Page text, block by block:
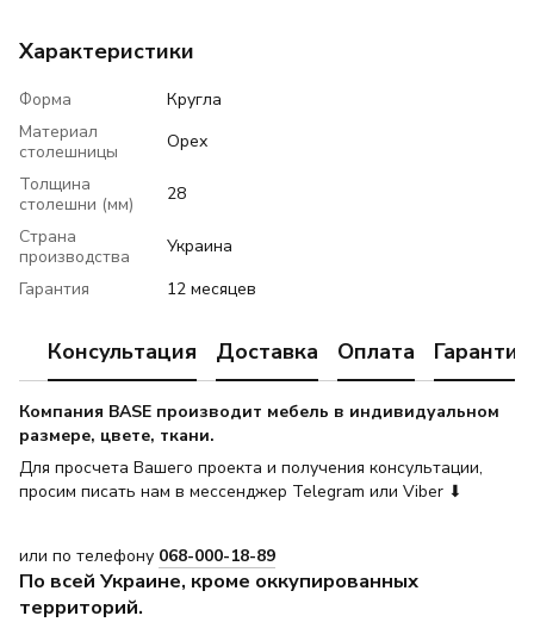
Характеристики
Форма
Кругла
Материал
столешницы
Орех
Толщина
столешни (мм)
28
Страна
производства
Украина
Гарантия
12 месяцев
Консультация Доставка Оплата Гарантия
Компания BASE производит мебель в индивидуальном
размере, цвете, ткани.
Для просчета Вашего проекта и получения консультации,
просим писать нам в мессенджер Telegram или Viber ⬇
или по телефону 068-000-18-89
По всей Украине, кроме оккупированных
территорий.